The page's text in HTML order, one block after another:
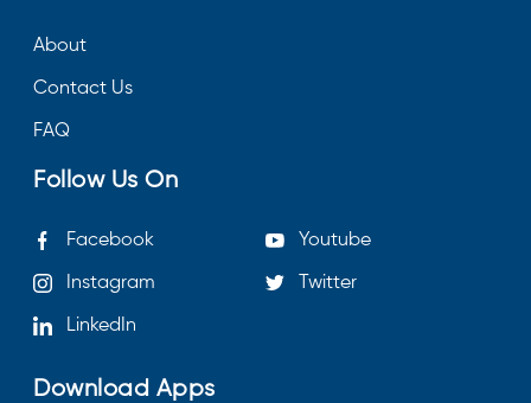
About
Contact Us
FAQ
Follow Us On
Facebook Youtube
Instagram Twitter
LinkedIn
Download Apps